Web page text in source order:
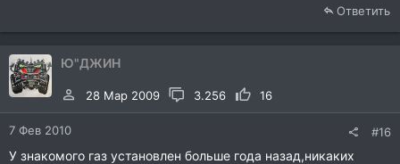
Ответить
Ю"ДЖИН
28 Мар 2009 3.256 16
7 Фев 2010 #16
У знакомого газ установлен больше года назад,никаких